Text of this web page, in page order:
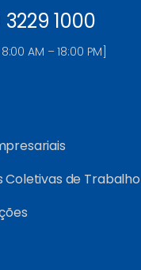
1000
AM – 18:00 PM]
Coletivas de Trabalho